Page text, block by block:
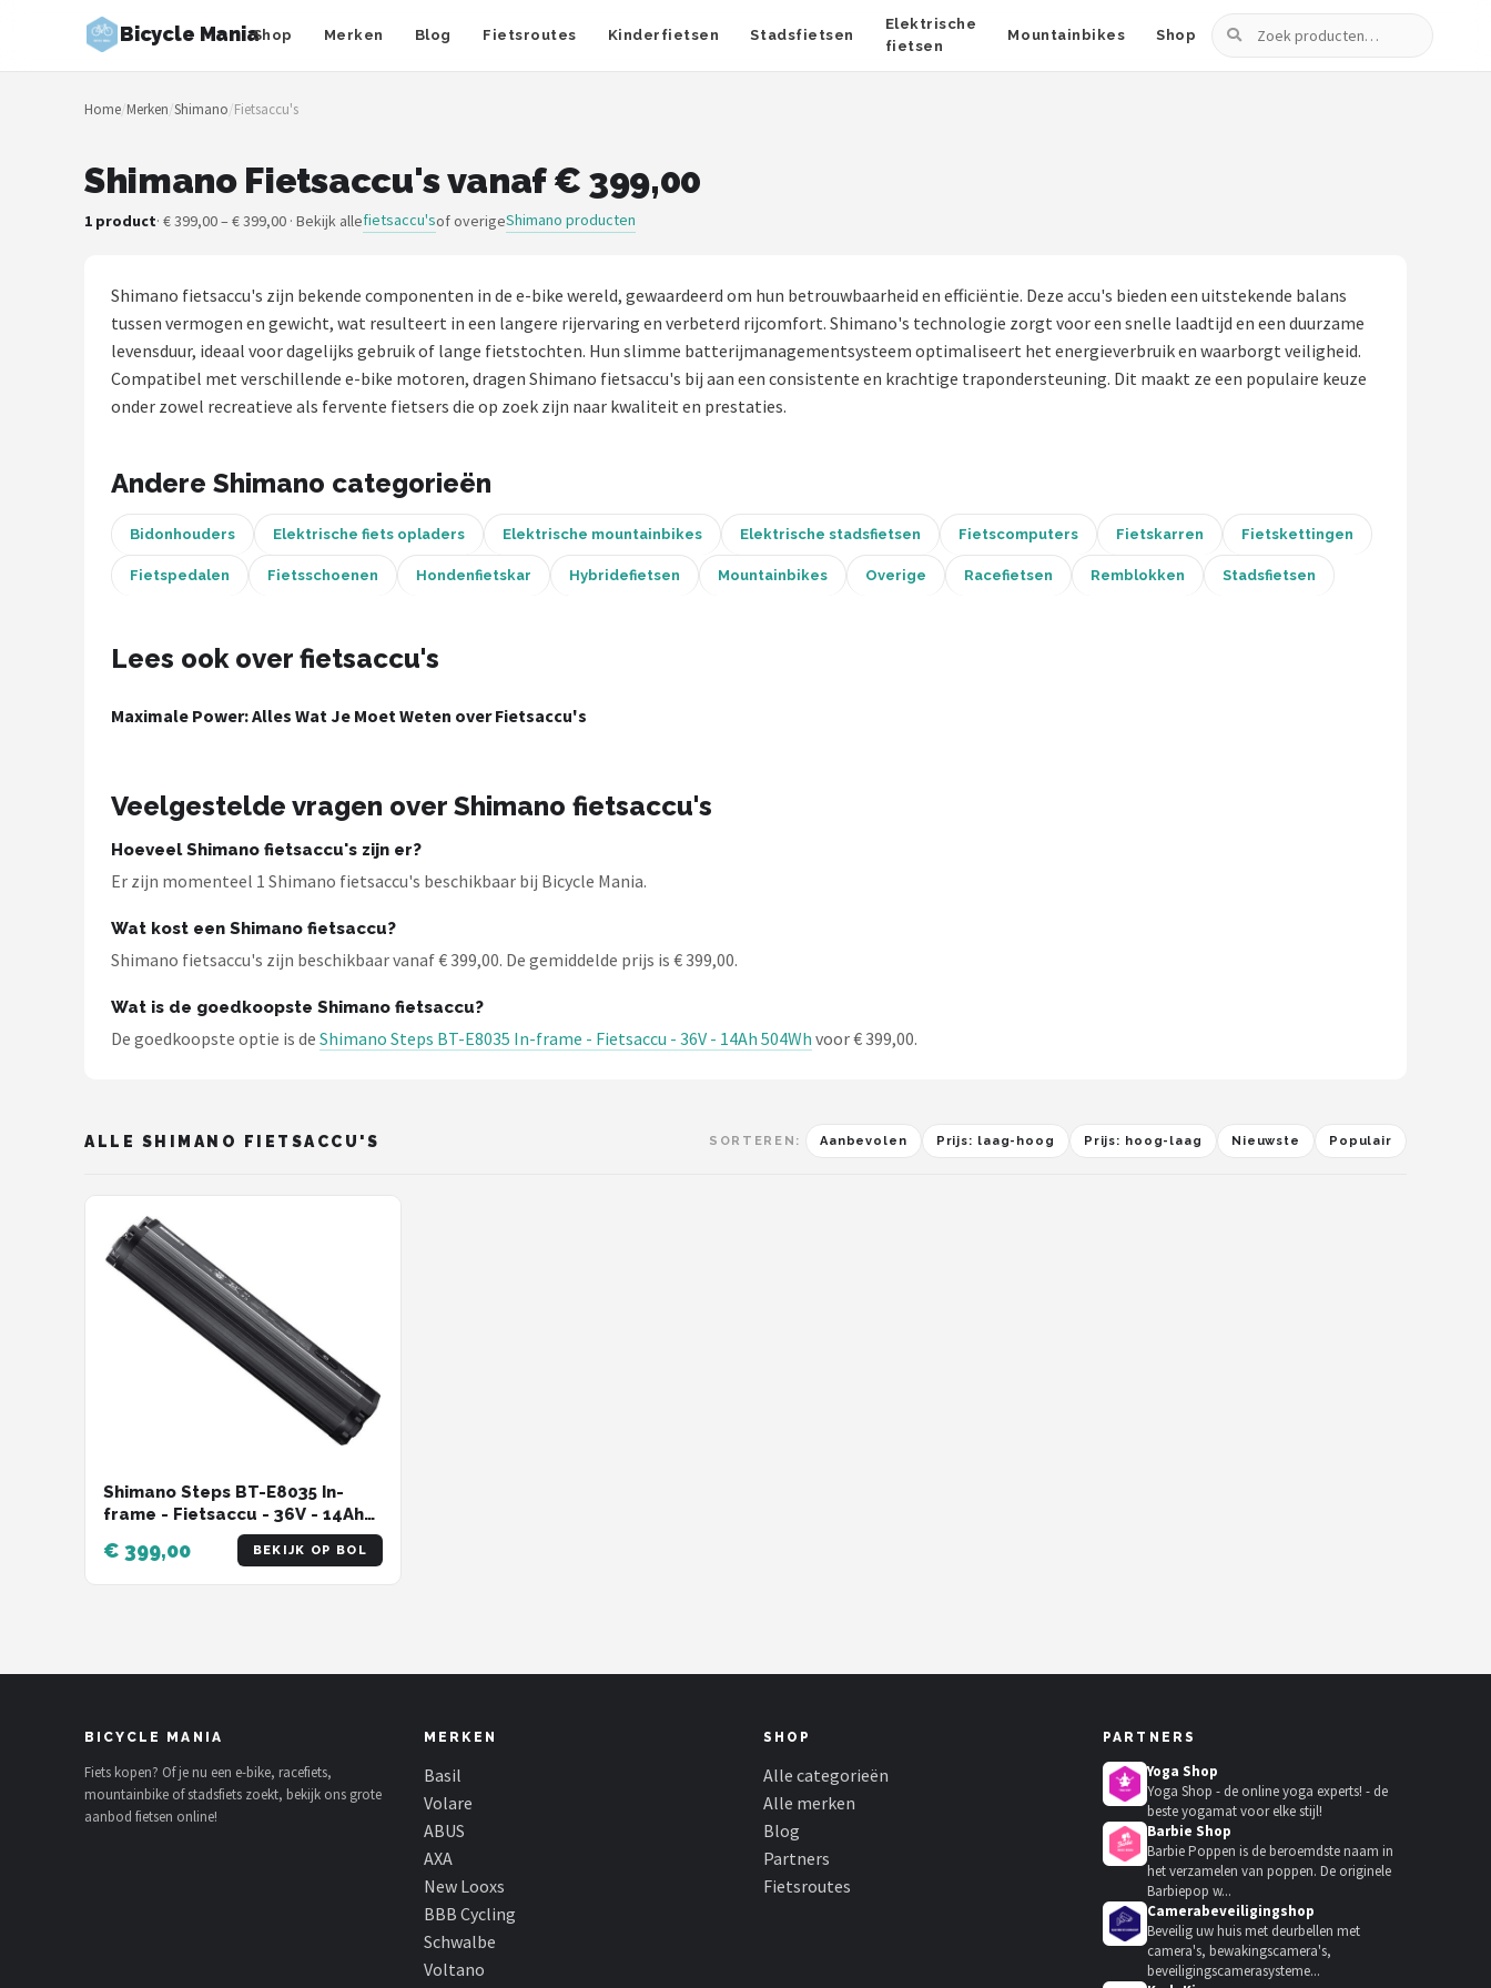
Bicycle ManiaShop Merken Blog Fietsroutes Kinderfietsen Stadsfietsen
Elektrische
fietsen
Mountainbikes Shop
Zoeken
Zoeken
NAVIGATIE
Merken
Fietsroutes
Kinderfietsen
Elektrische fietsen
Mountainbikes
New Looxs
Schwalbe
Alle merken →
Home/Merken/Shimano/Fietsaccu's
Shimano Fietsaccu's vanaf € 399,00
1 product· € 399,00 – € 399,00 · Bekijk allefietsaccu'sof overigeShimano producten
Shimano fietsaccu's zijn bekende componenten in de e-bike wereld, gewaardeerd om hun betrouwbaarheid en efficiëntie. Deze accu's bieden een uitstekende balans
tussen vermogen en gewicht, wat resulteert in een langere rijervaring en verbeterd rijcomfort. Shimano's technologie zorgt voor een snelle laadtijd en een duurzame
levensduur, ideaal voor dagelijks gebruik of lange fietstochten. Hun slimme batterijmanagementsysteem optimaliseert het energieverbruik en waarborgt veiligheid.
Compatibel met verschillende e-bike motoren, dragen Shimano fietsaccu's bij aan een consistente en krachtige trapondersteuning. Dit maakt ze een populaire keuze
onder zowel recreatieve als fervente fietsers die op zoek zijn naar kwaliteit en prestaties.
Andere Shimano categorieën
Bidonhouders Elektrische fiets opladers Elektrische mountainbikes Elektrische stadsfietsen Fietscomputers Fietskarren Fietskettingen
Fietspedalen Fietsschoenen Hondenfietskar Hybridefietsen Mountainbikes Overige Racefietsen Remblokken Stadsfietsen
Lees ook over fietsaccu's
Maximale Power: Alles Wat Je Moet Weten over Fietsaccu's
Veelgestelde vragen over Shimano fietsaccu's
Hoeveel Shimano fietsaccu's zijn er?
Er zijn momenteel 1 Shimano fietsaccu's beschikbaar bij Bicycle Mania.
Wat kost een Shimano fietsaccu?
Shimano fietsaccu's zijn beschikbaar vanaf € 399,00. De gemiddelde prijs is € 399,00.
Wat is de goedkoopste Shimano fietsaccu?
De goedkoopste optie is de Shimano Steps BT-E8035 In-frame - Fietsaccu - 36V - 14Ah 504Wh voor € 399,00.
ALLE SHIMANO FIETSACCU'S SORTEREN: Aanbevolen Prijs: laag-hoog Prijs: hoog-laag Nieuwste Populair
Shimano Steps BT-E8035 In-
frame - Fietsaccu - 36V - 14Ah
€ 399,00 BEKIJK OP BOL
BICYCLE MANIA
Fiets kopen? Of je nu een e-bike, racefiets,
mountainbike of stadsfiets zoekt, bekijk ons grote
aanbod fietsen online!
MERKEN
Basil
Volare
ABUS
AXA
New Looxs
BBB Cycling
Schwalbe
Voltano
SHOP
Alle categorieën
Alle merken
Blog
Partners
Fietsroutes
PARTNERS
Yoga Shop
Yoga Shop - de online yoga experts! - de
beste yogamat voor elke stijl!
Barbie Shop
Barbie Poppen is de beroemdste naam in
het verzamelen van poppen. De originele
Barbiepop w...
Camerabeveiligingshop
Beveilig uw huis met deurbellen met
camera's, bewakingscamera's,
beveiligingscamerasysteme...